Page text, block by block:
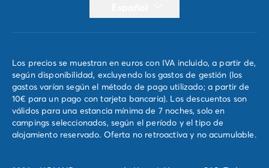
Los precios se muestran en euros con IVA incluido, a partir de,
según disponibilidad, excluyendo los gastos de gestión (los
gastos varían según el método de pago utilizado; a partir de
10€ para un pago con tarjeta bancaria). Los descuentos son
válidos para una estancia mínima de 7 noches, solo en
campings seleccionados, según el período y el tipo de
alojamiento reservado. Oferta no retroactiva y no acumulable.